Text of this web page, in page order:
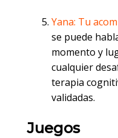
Yana: Tu
se puede
momento y
cualquier
terapia
validadas.
Juegos